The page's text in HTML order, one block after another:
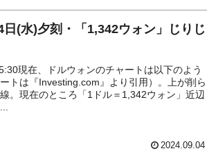
世界を蝕む。
調」⇒ PSIが示す現況は決して良くない。
償10万ウォンを認定 ⇒ 総額3兆7,000億
日(水)夕刻・「1,342ウォン」じりじ
現在、ドルウォンのチャートは以下のよう
トは『Investing.com』より引用）。上が削ら
。現在のところ「1ドル＝1,342ウォン」近辺
2024.09.04